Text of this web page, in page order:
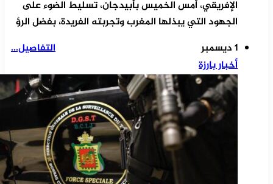
الإفريقي، أمس الخميس بأبيدجان، تسليط الضوء على
الجهود التي يبذلها المغرب وتجربته الفريدة، بفضل الرؤ
التفاصيل...
1 ديسمبر
أخبار بارزة